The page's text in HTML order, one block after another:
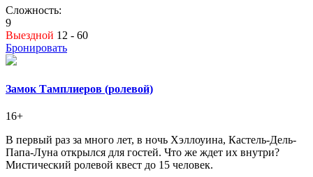
Сложность:
9
Выездной 12 - 60
Бронировать
Замок Тамплиеров (ролевой)
16+
В первый раз за много лет, в ночь Хэллоуина, Кастель-Дель-
Папа-Луна открылся для гостей. Что же ждет их внутри?
Мистический ролевой квест до 15 человек.